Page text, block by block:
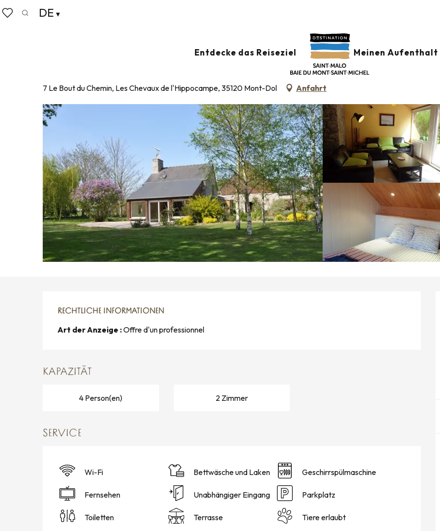
Aller
au
DE
Entdecke das Reiseziel Meinen
Startseite
7 Le Bout du Chemin, Les Chevaux de l'Hippocampe, 35120 Mont-Dol Anfahrt
RECHTLICHE INFORMATIONEN
RECHTLICHE INFORMATIONEN
Art der Anzeige :Offre d'un professionnel
KAPAZITÄT
4 Person(en) 2 Zimmer
SERVICE
Wi-Fi Bettwäsche und Laken Geschirrspülmaschine
Fernsehen Unabhängiger Eingang Parkplatz
Toiletten Terrasse Tiere erlaubt